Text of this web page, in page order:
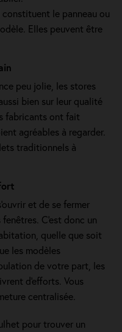
le panneau ou
Elles peuvent être
peu jolie, les stores
bien sur leur qualité
fabricants ont fait
agréables à regarder.
traditionnels à
et de se fermer
C'est donc un
quelle que soit
les modèles
de votre part, les
d'efforts. Vous
centralisée.
pour trouver un